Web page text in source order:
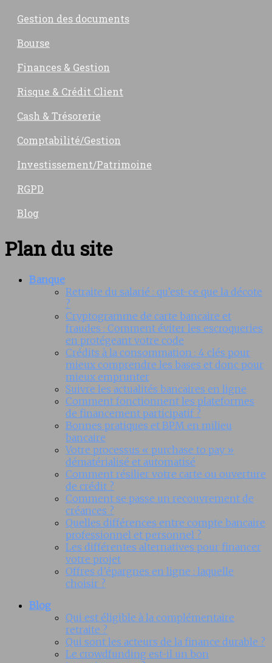
Gestion des documents
Bourse
Finances & Gestion
Risque & Crédit Client
Cash & Trésorerie
Comptabilité/Gestion
Investissement/Patrimoine
RGPD
Blog
Plan du site
Banque
Retraite du salarié : qu’est-ce que la décote
?
Cryptogramme de carte bancaire et
fraudes : Comment éviter les escroqueries
en protégeant votre code
Crédits à la consommation : 4 clés pour
mieux comprendre les bases et donc pour
mieux emprunter
Suivre les actualités bancaires en ligne
Comment fonctionnent les plateformes
de financement participatif ?
Bonnes pratiques et BPM en milieu
bancaire
Votre processus « purchase to pay »
dématérialisé et automatisé
Comment résilier votre carte ou ouverture
de crédit ?
Comment se passe un recouvrement de
créances ?
Quelles différences entre compte bancaire
professionnel et personnel ?
Les différentes alternatives pour financer
votre projet
Offres d’épargnes en ligne : laquelle
choisir ?
Blog
Qui est éligible à la complémentaire
retraite ?
Qui sont les acteurs de la finance durable ?
Le crowdfunding est-il un bon